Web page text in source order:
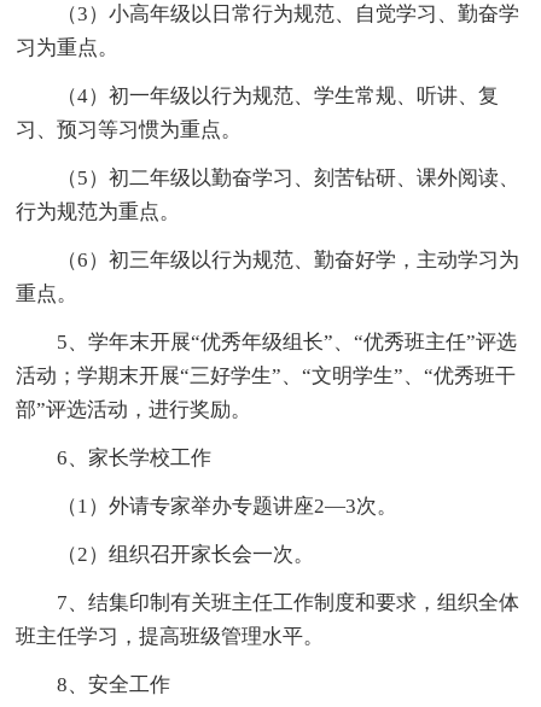
（3）小高年级以日常行为规范、自觉学习、勤奋学
习为重点。
（4）初一年级以行为规范、学生常规、听讲、复
习、预习等习惯为重点。
（5）初二年级以勤奋学习、刻苦钻研、课外阅读、
行为规范为重点。
（6）初三年级以行为规范、勤奋好学，主动学习为
重点。
5、学年末开展“优秀年级组长”、“优秀班主任”评选
活动；学期末开展“三好学生”、“文明学生”、“优秀班干
部”评选活动，进行奖励。
6、家长学校工作
（1）外请专家举办专题讲座2—3次。
（2）组织召开家长会一次。
7、结集印制有关班主任工作制度和要求，组织全体
班主任学习，提高班级管理水平。
8、安全工作